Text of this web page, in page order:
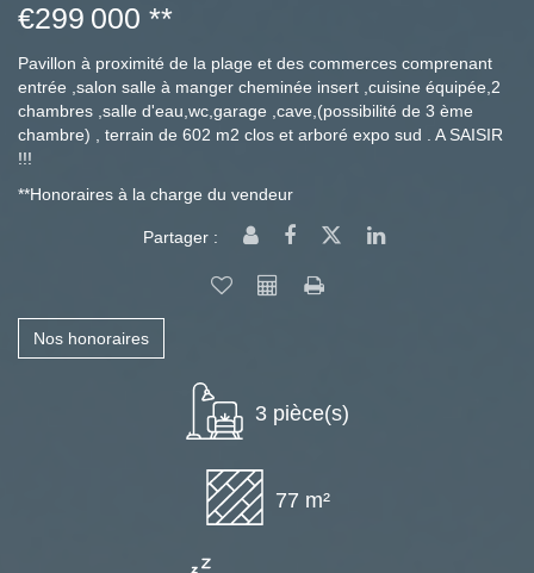
€299 000 **
Pavillon à proximité de la plage et des commerces comprenant
entrée ,salon salle à manger cheminée insert ,cuisine équipée,2
chambres ,salle d'eau,wc,garage ,cave,(possibilité de 3 ème
chambre) , terrain de 602 m2 clos et arboré expo sud . A SAISIR
!!!
**Honoraires à la charge du vendeur
Partager :
Nos honoraires
3 pièce(s)
77 m²